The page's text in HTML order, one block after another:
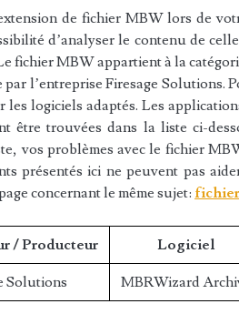
de fichier MBW lors de
d’analyser le contenu de
fichier MBW appartient à la
l’entreprise Firesage Solutions.
logiciels adaptés. Les
être trouvées dans la liste ci-
vos problèmes avec le fichier
présentés ici ne peuvent pas
concernant le même sujet:
/ Producteur Logiciel
Solutions MBRWizard